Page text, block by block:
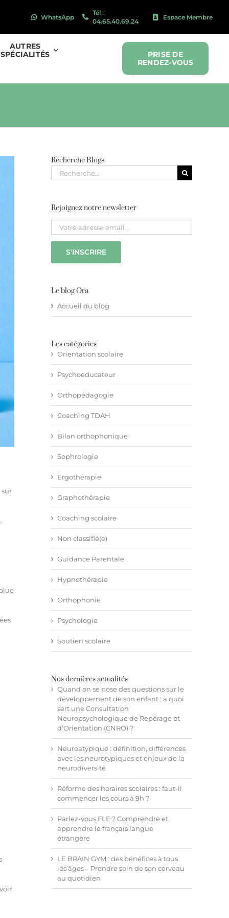
WhatsApp
Tél :
04.65.40.69.24
Espace Membre
AUTRES
SPÉCIALITÉS
PRISE DE
RENDEZ-VOUS
sur
Recherche Blogs
Recherche
pour
Rejoignez notre newsletter
Please leave this field empty.
Le blog Ora
Accueil du blog
Les catégories
Orientation scolaire
Psychoeducateur
Orthopédagogie
Coaching TDAH
Bilan orthophonique
Sophrologie
Ergothérapie
Graphothérapie
Coaching scolaire
Non classifié(e)
Guidance Parentale
Hypnothérapie
Orthophonie
Psychologie
Soutien scolaire
Nos dernières actualités
Quand on se pose des questions sur le
développement de son enfant : à quoi
sert une Consultation
Neuropsychologique de Repérage et
d’Orientation (CNRO) ?
Neuroatypique : définition, différences
avec les neurotypiques et enjeux de la
neurodiversité
Réforme des horaires scolaires : faut-il
commencer les cours à 9h ?
Parlez-vous FLE ? Comprendre et
apprendre le français langue
étrangère
LE BRAIN GYM : des bénéfices à tous
les âges – Prendre soin de son cerveau
au quotidien